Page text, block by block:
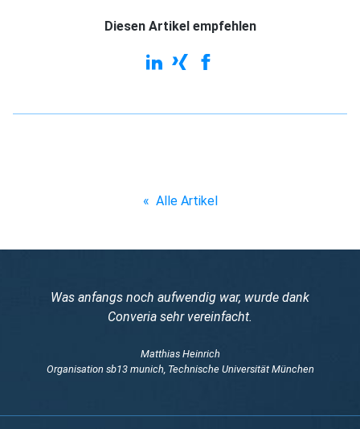
Diesen Artikel empfehlen
« Alle Artikel
Was anfangs noch aufwendig war, wurde dank
Converia sehr vereinfacht.
Matthias Heinrich
Organisation sb13 munich, Technische Universität München